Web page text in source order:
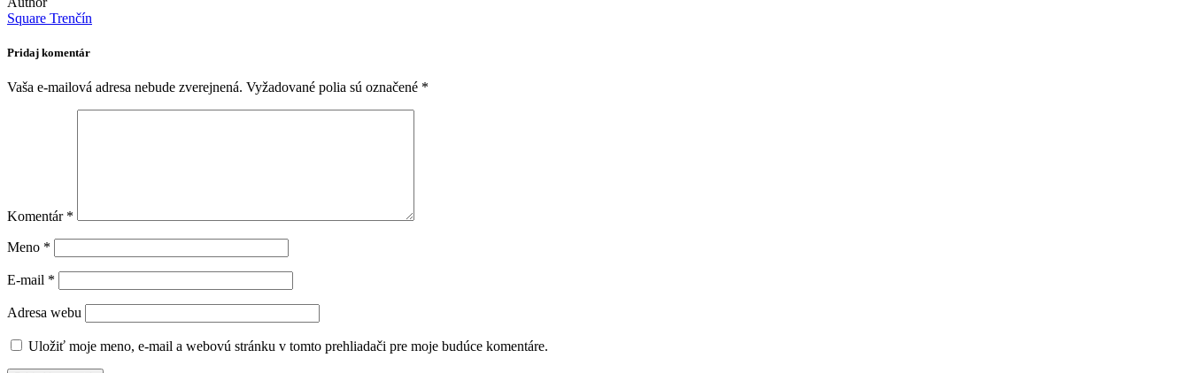
Square Trenčín
Pridaj komentár
Vaša e-mailová adresa nebude zverejnená. Vyžadované polia sú označené *
Komentár *
Meno *
E-mail *
Adresa webu
Uložiť moje meno, e-mail a webovú stránku v tomto prehliadači pre moje budúce komentáre.